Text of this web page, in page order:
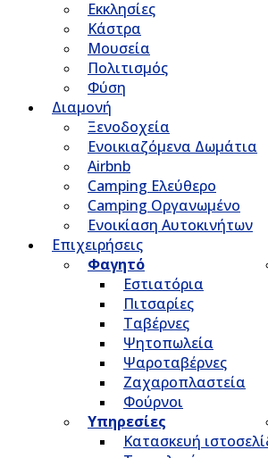
Εκκλησίες
Κάστρα
Μουσεία
Πολιτισμός
Φύση
Διαμονή
Ξενοδοχεία
Ενοικιαζόμενα Δωμάτια
Airbnb
Camping Ελεύθερο
Camping Οργανωμένο
Ενοικίαση Αυτοκινήτων
Επιχειρήσεις
Φαγητό
Εστιατόρια
Πιτσαρίες
Ταβέρνες
Ψητοπωλεία
Ψαροταβέρνες
Ζαχαροπλαστεία
Φούρνοι
Υπηρεσίες
Κατασκευή